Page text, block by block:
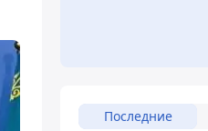
Последние